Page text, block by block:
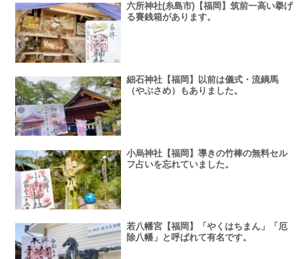
六所神社(糸島市)【福岡】筑前一高い擧げ
る賽銭箱があります。
細石神社【福岡】以前は儀式・流鏑馬
（やぶさめ）もありました。
小烏神社【福岡】導きの竹棒の無料セル
フ占いを忘れていました。
若八幡宮【福岡】「やくはちまん」「厄
除八幡」と呼ばれて有名です。